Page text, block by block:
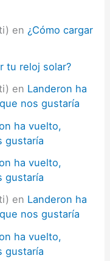
en ¿Cómo cargar
tu reloj solar?
en Landeron ha
nos gustaría
ha vuelto,
gustaría
ha vuelto,
gustaría
en Landeron ha
nos gustaría
ha vuelto,
gustaría